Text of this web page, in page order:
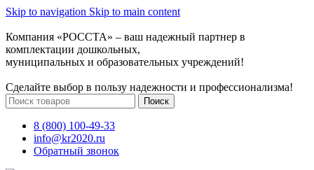
Skip to navigation Skip to main content
Компания «РОССТА» – ваш надежный партнер в
комплектации дошкольных,
муниципальных и образовательных учреждений!
Сделайте выбор в пользу надежности и профессионализма!
Поиск
8 (800) 100-49-33
info@kr2020.ru
Обратный звонок